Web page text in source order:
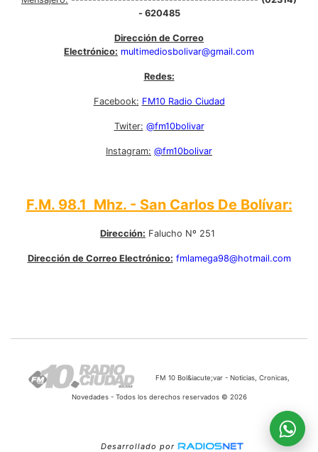
- 620485
Dirección de Correo
Electrónico: multimediosbolivar@gmail.com
Redes:
Facebook: FM10 Radio Ciudad
Twiter: @fm10bolivar
Instagram: @fm10bolivar
F.M. 98.1 Mhz. - San Carlos De Bolívar:
Dirección: Falucho Nº 251
Dirección de Correo Electrónico: fmlamega98@hotmail.com
FM 10 Bol&iacute;var - Noticias, Cronicas,
Novedades - Todos los derechos reservados © 2026
Desarrollado por